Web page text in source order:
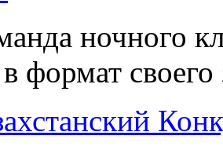
ночного
формат своего